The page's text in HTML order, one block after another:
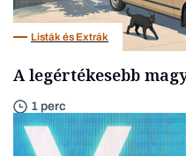
Listák és Extrák
A legértékesebb
1 perc